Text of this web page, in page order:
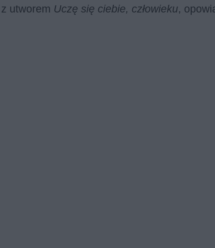
utworem Uczę się ciebie, człowieku,